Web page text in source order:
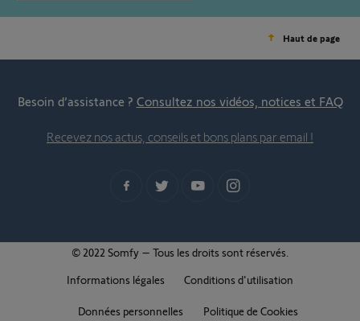
Haut de page
Besoin d’assistance ? Consultez nos vidéos, notices et FAQ
Recevez nos actus, conseils et bons plans par email !
© 2022 Somfy – Tous les droits sont réservés.
Informations légales
Conditions d'utilisation
Données personnelles Politique de Cookies